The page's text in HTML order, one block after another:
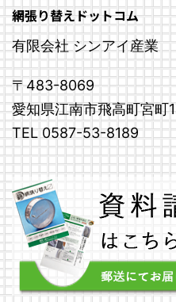
網張り替えドットコム
有限会社 シンアイ産業
〒483-8069
愛知県江南市飛高町宮町1
TEL 0587-53-8189